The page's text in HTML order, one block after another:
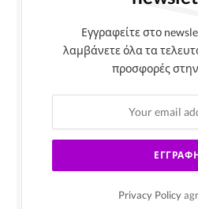
Εγγραφείτε στο
λαμβάνετε όλα τα
προσφορές
Privacy Policy